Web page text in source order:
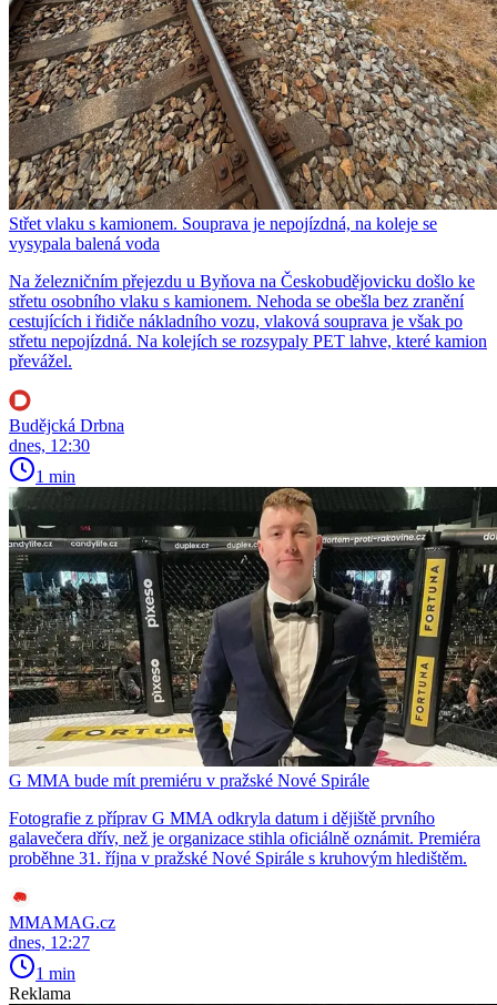
Střet vlaku s kamionem. Souprava je nepojízdná, na koleje se
vysypala balená voda
Na železničním přejezdu u Byňova na Českobudějovicku došlo ke
střetu osobního vlaku s kamionem. Nehoda se obešla bez zranění
cestujících i řidiče nákladního vozu, vlaková souprava je však po
střetu nepojízdná. Na kolejích se rozsypaly PET lahve, které kamion
převážel.
Budějcká Drbna
dnes, 12:30
1 min
G MMA bude mít premiéru v pražské Nové Spirále
Fotografie z příprav G MMA odkryla datum i dějiště prvního
galavečera dřív, než je organizace stihla oficiálně oznámit. Premiéra
proběhne 31. října v pražské Nové Spirále s kruhovým hledištěm.
MMAMAG.cz
dnes, 12:27
1 min
Reklama